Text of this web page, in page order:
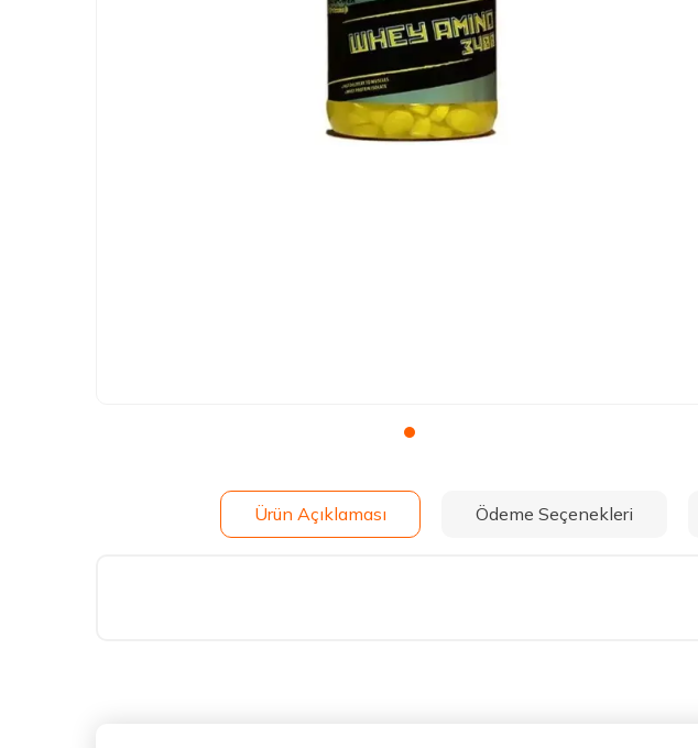
Ürün Açıklaması Ödeme Seçenekleri